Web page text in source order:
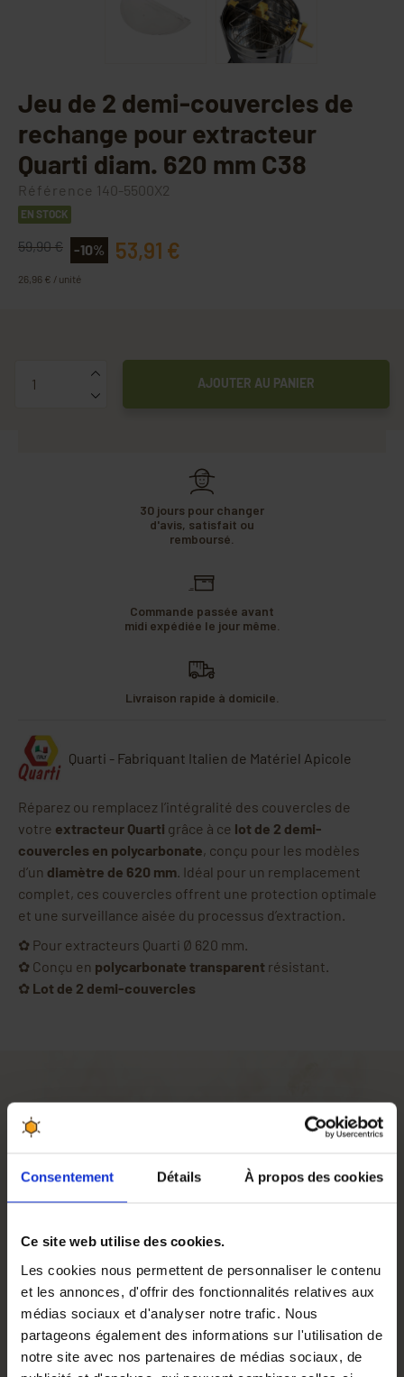
Consentement Détails À propos des cookies
Ce site web utilise des cookies.
Les cookies nous permettent de personnaliser le contenu
et les annonces, d'offrir des fonctionnalités relatives aux
médias sociaux et d'analyser notre trafic. Nous
partageons également des informations sur l'utilisation de
notre site avec nos partenaires de médias sociaux, de
Jeu de 2 demi-couvercles de
rechange pour extracteur
Quarti diam. 620 mm C38
Référence 140-5500X2
EN STOCK
59,90 € -10% 53,91 €
26,96 € / unité
AJOUTER AU PANIER
30 jours pour changer
d'avis, satisfait ou
remboursé.
Commande passée avant
midi expédiée le jour même.
Livraison rapide à domicile.
Quarti - Fabriquant Italien de Matériel Apicole
Réparez ou remplacez l’intégralité des couvercles de
votre extracteur Quarti grâce à ce lot de 2 demi-
couvercles en polycarbonate, conçu pour les modèles
d’un diamètre de 620 mm . Idéal pour un remplacement
complet, ces couvercles offrent une protection optimale
et une surveillance aisée du processus d’extraction.
✿ Pour extracteurs Quarti Ø 620 mm.
✿ Conçu en polycarbonate transparent résistant.
✿ Lot de 2 demi-couvercles
Jeu de 2 Demi-couvercles en polycarbonate : Un
remplacement complet pour vos extracteurs Quarti
Conçu pour s’adapter auxextracteurs Quarti de 620 mm
de diamètre, celot de 2 demi-couvercles
électriques associés. Ce remplacement complet garantit
une fonctionnalité optimale et une meilleure étanchéité.
Matériau de qualité pour un usage durable
Fabriqués enpolycarbonate transparent, ces couvercles
permettent de surveiller facilement le processus
d’extraction sans avoir à interrompre la rotation. Leur